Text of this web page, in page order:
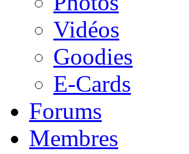
Vidéos
Goodies
E-Cards
Forums
Membres